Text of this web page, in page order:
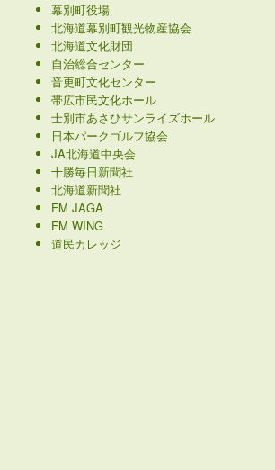
幕別町役場
北海道幕別町観光物産協会
北海道文化財団
自治総合センター
音更町文化センター
帯広市民文化ホール
士別市あさひサンライズホール
日本パークゴルフ協会
JA北海道中央会
十勝毎日新聞社
北海道新聞社
FM JAGA
FM WING
道民カレッジ